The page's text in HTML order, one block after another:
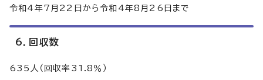
令和4年7月22日から令和4年8月26日まで
6．回収数
635人（回収率31.8％）